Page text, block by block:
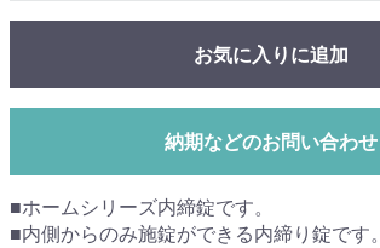
お気に入りに追加
納期などのお問い合わせ
■ホームシリーズ内締錠です。
■内側からのみ施錠ができる内締り錠です。